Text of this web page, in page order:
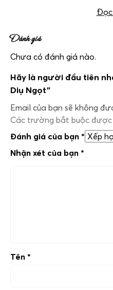
Đánh giá
Chưa có đánh giá nào.
Hãy là người đầu tiên
Diụ Ngọt”
Email của bạn sẽ không
Các trường bắt buộc được
Đánh giá của bạn *
Nhận xét của bạn *
Tên *